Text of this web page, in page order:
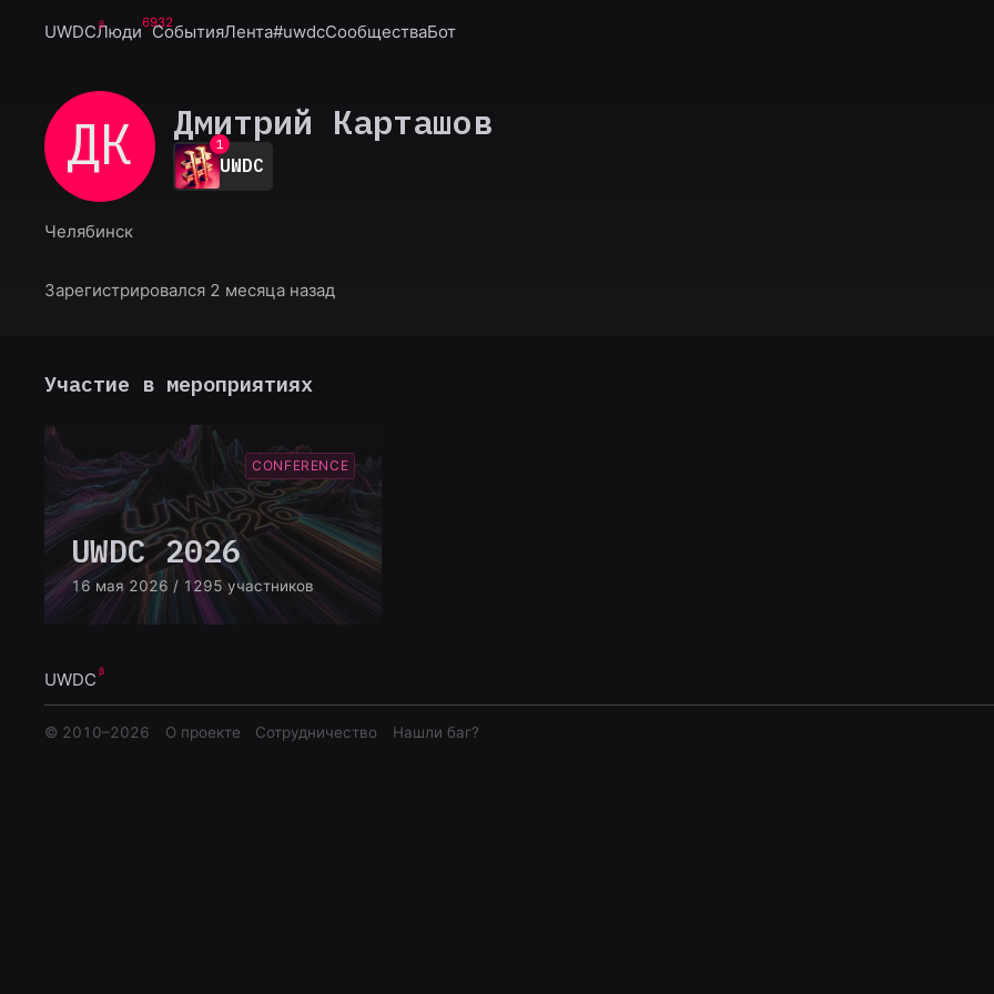
UWDCЛюди6932
СобытияЛента#uwdcСообществаБот
ДК Дмитрий Карташов
0
1
2
3
8
UWDC
Челябинск
Зарегистрировался 2 месяца назад
Участие в мероприятиях
CONFERENCE
UWDC 2026
16 мая 2026 / 1295 участников
UWDC
© 2010–2026 О проекте Сотрудничество Нашли баг?